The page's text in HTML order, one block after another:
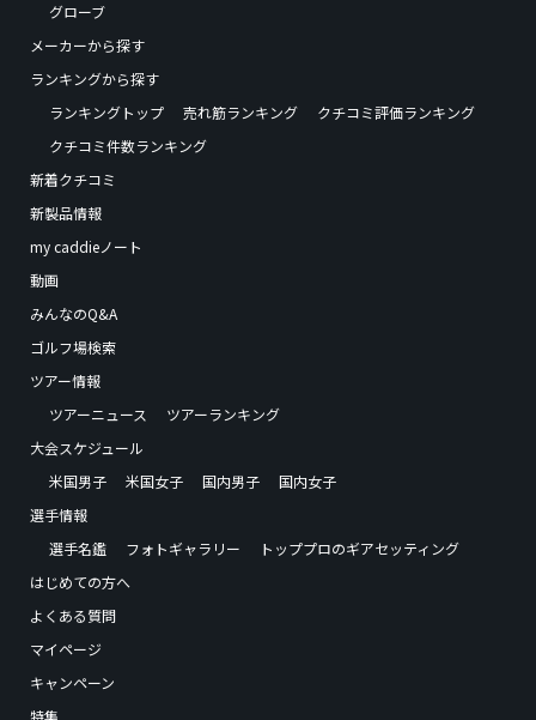
グローブ
メーカーから探す
ランキングから探す
ランキングトップ
売れ筋ランキング
クチコミ評価ランキング
クチコミ件数ランキング
新着クチコミ
新製品情報
my caddieノート
動画
みんなのQ&A
ゴルフ場検索
ツアー情報
ツアーニュース
ツアーランキング
大会スケジュール
米国男子
米国女子 国内男子
国内女子
選手情報
選手名鑑
フォトギャラリー
トッププロのギアセッティング
はじめての方へ
よくある質問
マイページ
キャンペーン
特集